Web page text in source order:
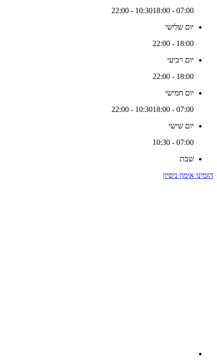
07:00 - 10:30
18:00 - 22:00
יום שלישי
18:00 - 22:00
יום רביעי
18:00 - 22:00
יום חמישי
07:00 - 10:30
18:00 - 22:00
יום שישי
07:00 - 10:30
שבת
הזמינו אימון ניסיון